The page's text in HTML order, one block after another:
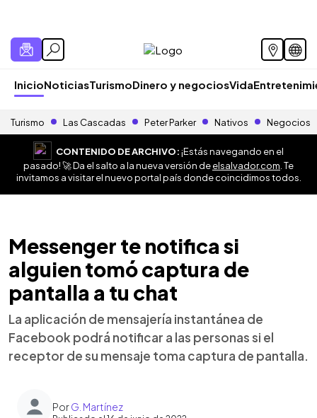
InicioNoticiasTurismoDinero y negociosVida
Turismo Las Cascadas Peter Parker Nativos Negocios
CONTENIDO DE ARCHIVO:¡Estás navegando en el
pasado! 🚀 Da el salto a la nueva versión deelsalvador.com . Te
invitamos a visitar el nuevo portal país donde coincidimos todos.
Messenger te notifica si
alguien tomó captura de
pantalla a tu chat
La aplicación de mensajería instantánea de
Facebook podrá notificar a las personas si el
receptor de su mensaje toma captura de pantalla.
PorG. Martínez